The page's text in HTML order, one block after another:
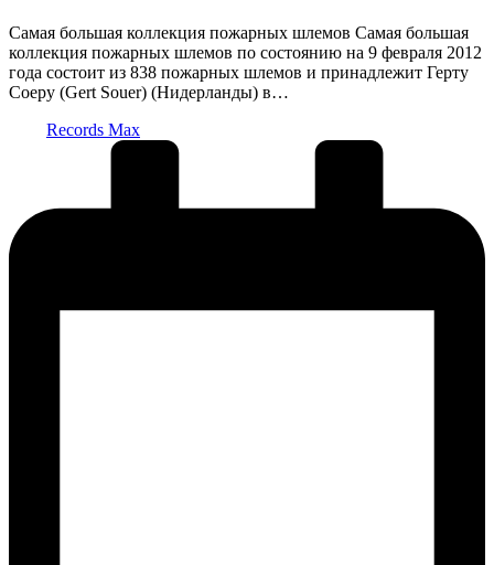
Самая большая коллекция пожарных шлемов Самая большая
коллекция пожарных шлемов по состоянию на 9 февраля 2012
года состоит из 838 пожарных шлемов и принадлежит Герту
Соеру (Gert Souer) (Нидерланды) в…
Records Max